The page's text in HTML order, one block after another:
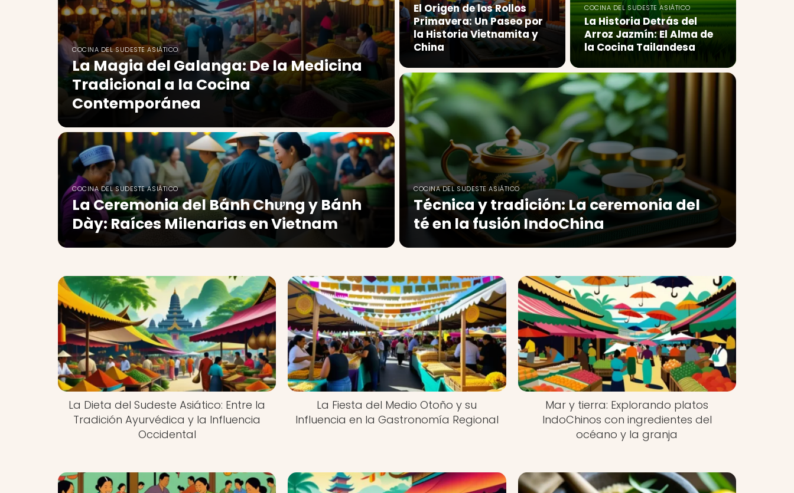
COCINA DEL SUDESTE ASIÁTICO
La Magia del Galanga: De la Medicina
Tradicional a la Cocina
Contemporánea
El Origen de los Rollos
Primavera: Un Paseo por
la Historia Vietnamita y
China
COCINA DEL SUDESTE ASIÁTICO
La Ceremonia del Bánh Chưng y Bánh
Dày: Raíces Milenarias en Vietnam
COCINA DEL SUDESTE ASIÁTICO
La Historia Detrás del
Arroz Jazmín: El Alma de
la Cocina Tailandesa
COCINA DEL SUDESTE ASIÁTICO
Técnica y tradición: La ceremonia del
té en la fusión IndoChina
La Dieta del Sudeste Asiático: Entre la
Tradición Ayurvédica y la Influencia
Occidental
La Fiesta del Medio Otoño y su
Influencia en la Gastronomía Regional
Mar y tierra: Explorando platos
IndoChinos con ingredientes del
océano y la granja